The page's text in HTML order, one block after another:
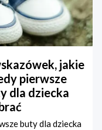
jakie
pierwsze
dla dziecka
buty dla dziecka